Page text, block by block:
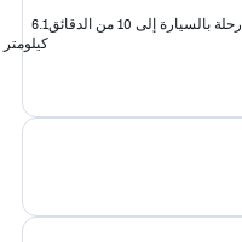
رحلة بالسيارة إلى 10 من الدقائق
6.1
كيلومتر